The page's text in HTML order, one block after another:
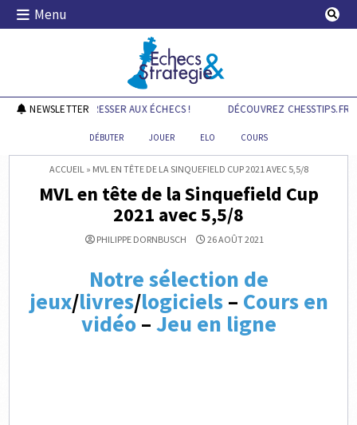
Skip
Menu
Echecs & Stratégie
NEWSLETTER
POUR PROGRESSER AUX ÉCHECS ! DÉCOUVREZ CHESSTIPS.FR
DÉBUTER JOUER ELO COURS
ACCUEIL» MVL EN TÊTE DE LA SINQUEFIELD CUP 2021 AVEC 5,5/8
MVL en tête de la Sinquefield Cup
2021 avec 5,5/8
PHILIPPE DORNBUSCH 26 AOÛT 2021
Notre sélection de
jeux/livres/logiciels– Cours en
vidéo–Jeu en ligne